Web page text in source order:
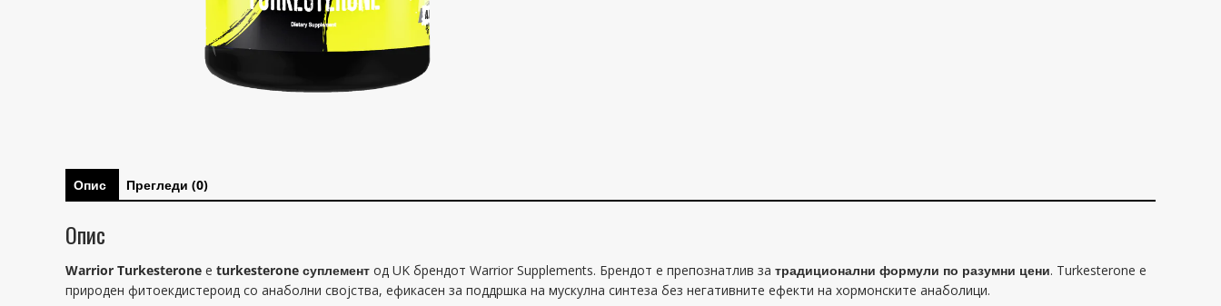
Опис Прегледи (0)
Опис
Warrior Turkesterone е turkesterone суплемент од UK брендот Warrior Supplements. Брендот е препознатлив за традиционални формули по разумни цени. Turkesterone е
природен фитоекдистероид со анаболни својства, ефикасен за поддршка на мускулна синтеза без негативните ефекти на хормонските анаболици.